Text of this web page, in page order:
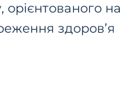
на
здоров’я